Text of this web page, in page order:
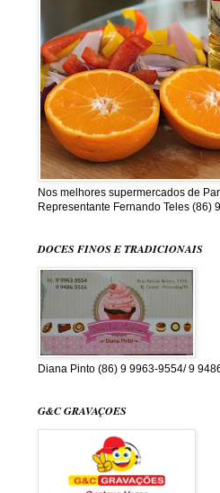
Nos melhores supermercados de
Representante Fernando Teles (86)
DOCES FINOS E TRADICIONAIS
Diana Pinto (86) 9 9963-9554/ 9
G&C GRAVAÇOES